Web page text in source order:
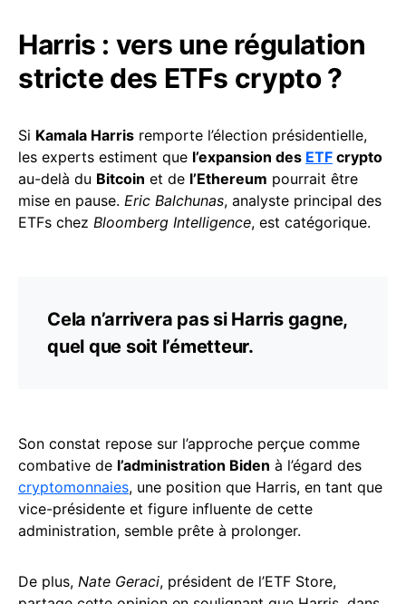
Harris : vers une régulation
stricte des ETFs crypto ?
Si Kamala Harris remporte l’élection présidentielle,
les experts estiment que l’expansion des ETF crypto
au-delà du Bitcoin et de l’Ethereum pourrait être
mise en pause. Eric Balchunas, analyste principal des
ETFs chez Bloomberg Intelligence, est catégorique.
Cela n’arrivera pas si Harris gagne,
quel que soit l’émetteur.
Son constat repose sur l’approche perçue comme
combative de l’administration Biden à l’égard des
cryptomonnaies, une position que Harris, en tant que
vice-présidente et figure influente de cette
administration, semble prête à prolonger.
De plus, Nate Geraci, président de l’ETF Store,